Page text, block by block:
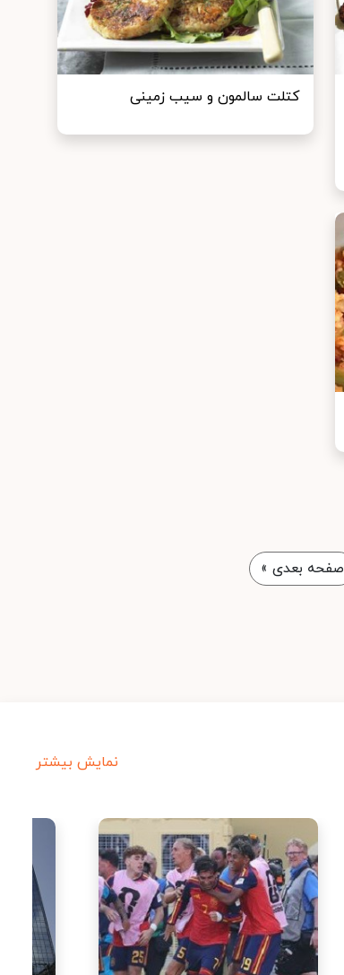
کتلت سالمون و سیب زمینی
صفحه بعدی »
نمایش بیشتر